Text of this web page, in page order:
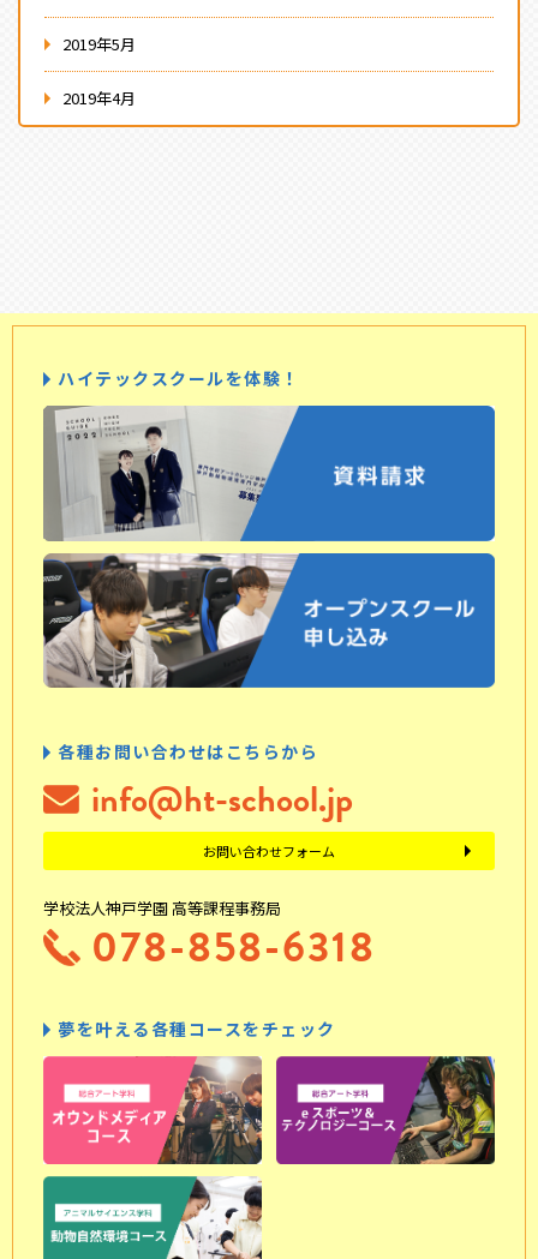
2019年5月
2019年4月
ハイテックスクールを体験！
各種お問い合わせはこちらから
info@ht-school.jp
お問い合わせフォーム
学校法人神戸学園 高等課程事務局
078-858-6318
夢を叶える各種コースをチェック